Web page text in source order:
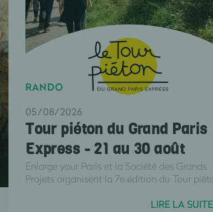
RANDO
05/08/2026
Tour piéton du Grand Paris
Express - 21 au 30 août
Enlarge your Paris et la Société des Grands
Projets organisent la 7e édition du Tour
LIRE LA SUITE